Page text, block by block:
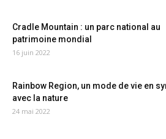
Cradle Mountain : un parc national au
patrimoine mondial
16 juin 2022
Rainbow Region, un mode de vie en
avec la nature
24 mai 2022